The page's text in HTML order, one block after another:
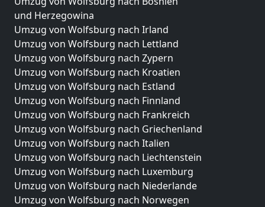
und Herzegowina
Umzug von Wolfsburg nach Irland
Umzug von Wolfsburg nach Lettland
Umzug von Wolfsburg nach Zypern
Umzug von Wolfsburg nach Kroatien
Umzug von Wolfsburg nach Estland
Umzug von Wolfsburg nach Finnland
Umzug von Wolfsburg nach Frankreich
Umzug von Wolfsburg nach Griechenland
Umzug von Wolfsburg nach Italien
Umzug von Wolfsburg nach Liechtenstein
Umzug von Wolfsburg nach Luxemburg
Umzug von Wolfsburg nach Niederlande
Umzug von Wolfsburg nach Norwegen